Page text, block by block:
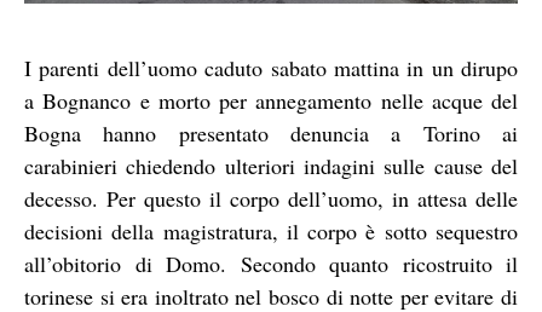
I parenti dell’uomo caduto sabato mattina in un dirupo
a Bognanco e morto per annegamento nelle acque del
Bogna hanno presentato denuncia a Torino ai
carabinieri chiedendo ulteriori indagini sulle cause del
decesso. Per questo il corpo dell’uomo, in attesa delle
decisioni della magistratura, il corpo è sotto sequestro
all’obitorio di Domo. Secondo quanto ricostruito il
torinese si era inoltrato nel bosco di notte per evitare di